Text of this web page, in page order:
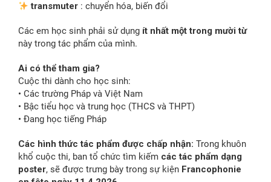
transmuter : chuyển hóa, biến đổi
Các em học sinh phải sử dụng ít nhất một trong mười từ
này trong tác phẩm của mình.
Ai có thể tham gia?
Cuộc thi dành cho học sinh:
• Các trường Pháp và Việt Nam
• Bậc tiểu học và trung học (THCS và THPT)
• Đang học tiếng Pháp
Các hình thức tác phẩm được chấp nhận: Trong khuôn
khổ cuộc thi, ban tổ chức tìm kiếm các tác phẩm dạng
poster, sẽ được trưng bày trong sự kiện Francophonie